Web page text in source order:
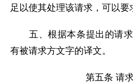
足以使其处理该请求，可以要
五、根据本条提出的请求
有被请求方文字的译文。
第五条 请求